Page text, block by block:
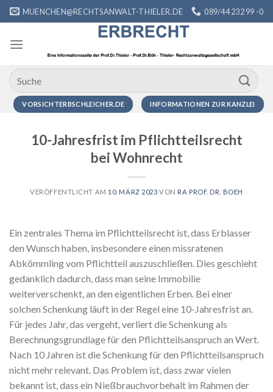
Zum
Inhalt
springen
MUENCHEN@RECHTSANWALT-THIELER.DE 089/44 232 99 -0
VORSICHTERBSCHLEICHER.DE INFORMATIONEN ZUR KANZLEI
10-Jahresfrist im Pflichtteilsrecht
bei Wohnrecht
VERÖFFENTLICHT AM 10. MÄRZ 2023 VON RA PROF. DR. BOEH
Ein zentrales Thema im Pflichtteilsrecht ist, dass Erblasser
den Wunsch haben, insbesondere einen missratenen
Abkömmling vom Pflichtteil auszuschließen. Dies geschieht
gedanklich dadurch, dass man seine Immobilie
weiterverschenkt, an den eigentlichen Erben. Bei einer
solchen Schenkung läuft in der Regel eine 10-Jahresfrist an.
Für jedes Jahr, das vergeht, verliert die Schenkung als
Berechnungsgrundlage für den Pflichtteilsanspruch an Wert.
Nach 10 Jahren ist die Schenkung für den Pflichtteilsanspruch
nicht mehr relevant. Das Problem ist, dass zwar vielen
bekannt ist, dass ein Nießbrauchvorbehalt im Rahmen der